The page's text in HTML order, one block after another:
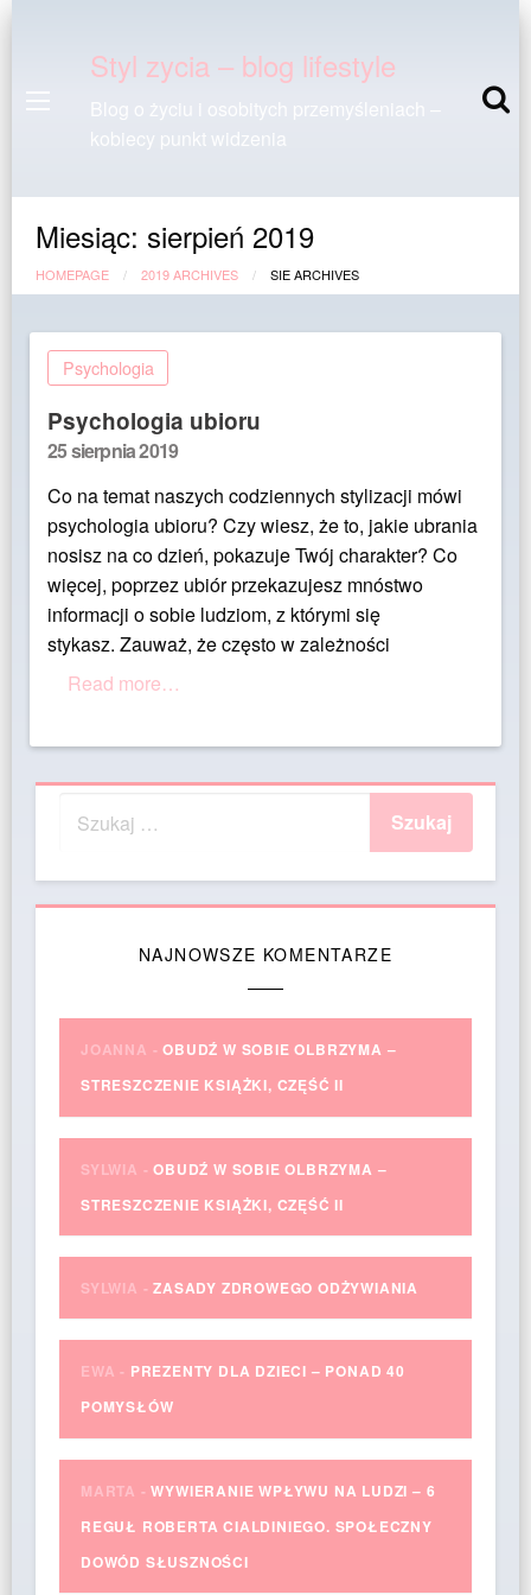
Styl zycia – blog lifestyle
kobiecy punkt widzenia
Miesiąc: sierpień 2019
HOMEPAGE 2019 ARCHIVES SIE ARCHIVES
Psychologia
Psychologia ubioru
Posted
25 sierpnia 2019
Co na temat naszych codziennych stylizacji mówi
psychologia ubioru? Czy wiesz, że to, jakie ubrania
nosisz na co dzień, pokazuje Twój charakter? Co
więcej, poprzez ubiór przekazujesz mnóstwo
informacji o sobie ludziom, z którymi się
stykasz. Zauważ, że często w zależności
Read more…
NAJNOWSZE KOMENTARZE
JOANNA -OBUDŹ W SOBIE OLBRZYMA –
STRESZCZENIE KSIĄŻKI, CZĘŚĆ II
SYLWIA -OBUDŹ W SOBIE OLBRZYMA –
STRESZCZENIE KSIĄŻKI, CZĘŚĆ II
SYLWIA -ZASADY ZDROWEGO ODŻYWIANIA
EWA - PREZENTY DLA DZIECI – PONAD 40
POMYSŁÓW
MARTA -WYWIERANIE WPŁYWU NA LUDZI – 6
REGUŁ ROBERTA CIALDINIEGO. SPOŁECZNY
DOWÓD SŁUSZNOŚCI